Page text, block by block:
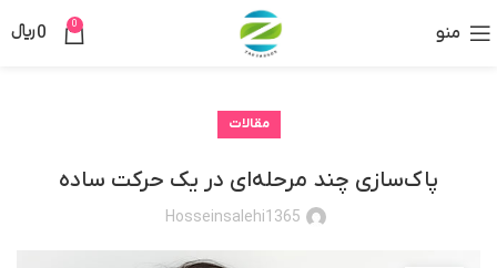
منو 0
0﷼
مقالات
پاک‌سازی چند مرحله‌ای در یک حرکت ساده
Hosseinsalehi1365